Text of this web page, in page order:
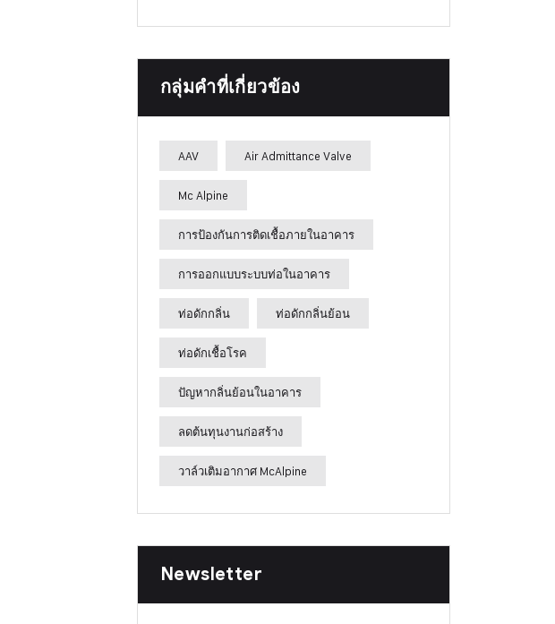
กลุ่มคำที่เกี่ยวข้อง
AAV Air Admittance Valve
Mc Alpine
การป้องกันการติดเชื้อภายในอาคาร
การออกแบบระบบท่อในอาคาร
ท่อดักกลิ่น ท่อดักกลิ่นย้อน
ท่อดักเชื้อโรค
ปัญหากลิ่นย้อนในอาคาร
ลดต้นทุนงานก่อสร้าง
วาล์วเติมอากาศ McAlpine
Newsletter